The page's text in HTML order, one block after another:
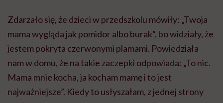
Zdarzało się, że dzieci w przedszkolu mówiły: „Twoja
mama wygląda jak pomidor albo burak”, bo widziały, że
jestem pokryta czerwonymi plamami. Powiedziała
nam w domu, że na takie zaczepki odpowiada: „To nic.
Mama mnie kocha, ja kocham mamę i to jest
najważniejsze”. Kiedy to usłyszałam, z jednej strony